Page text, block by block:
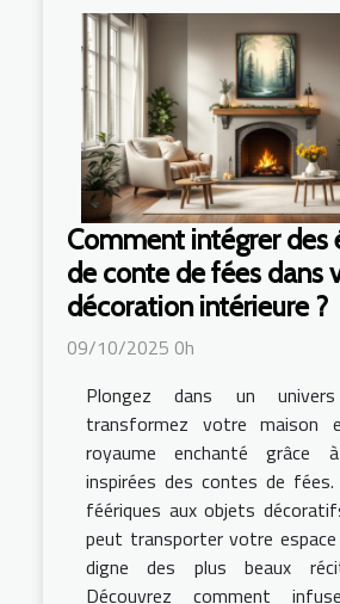
Comment intégrer des
de conte de fées dans
décoration intérieure ?
09/10/2025 0h
Plongez dans un
transformez votre maison
royaume enchanté grâce
inspirées des contes de fées.
féériques aux objets
peut transporter votre espace
digne des plus beaux
Découvrez comment